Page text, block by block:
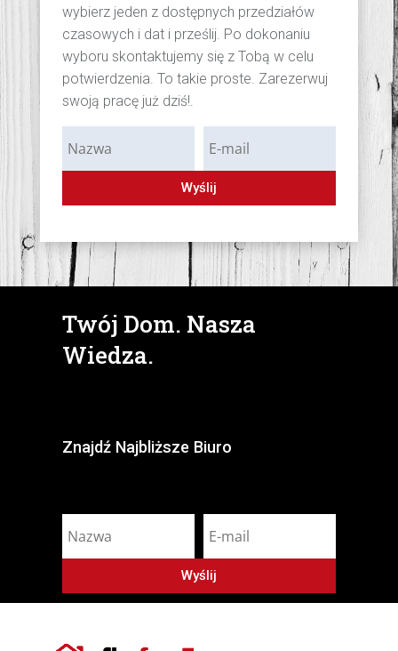
wybierz jeden z dostępnych przedziałów
czasowych i dat i prześlij. Po dokonaniu
wyboru skontaktujemy się z Tobą w celu
potwierdzenia. To takie proste. Zarezerwuj
swoją pracę już dziś!.
Wyślij
Twój Dom. Nasza
Wiedza.
Znajdź Najbliższe Biuro
Wyślij